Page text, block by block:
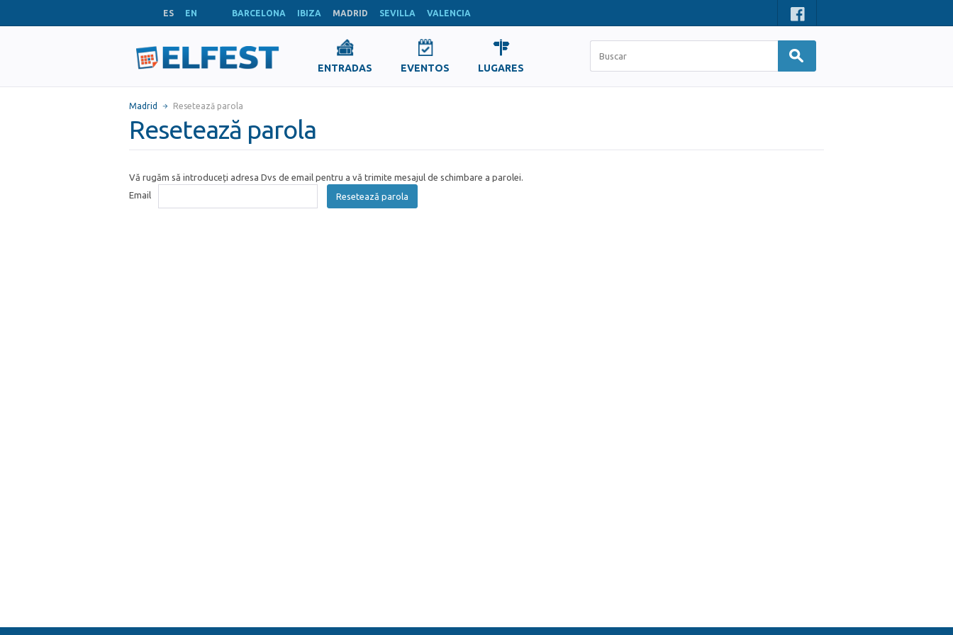
ES EN BARCELONA IBIZA MADRID SEVILLA VALENCIA
ENTRADAS EVENTOS LUGARES
Madrid Resetează parola
Resetează parola
Vă rugăm să introduceți adresa Dvs de email pentru a vă trimite mesajul de schimbare a parolei.
Email
Resetează parola